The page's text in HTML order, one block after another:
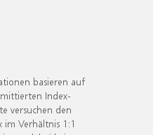
basieren auf
Index-
versuchen den
Verhältnis 1:1